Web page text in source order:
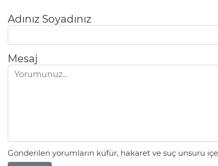
Adınız Soyadınız
Mesaj
Gönderilen yorumların küfür, hakaret ve suç unsuru